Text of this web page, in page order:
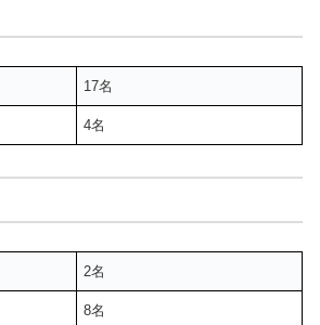
17名
4名
2名
8名